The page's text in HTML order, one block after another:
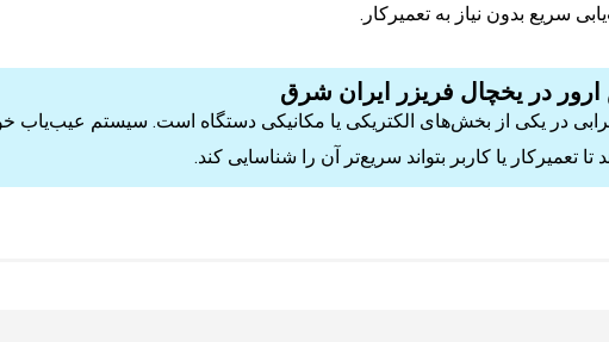
سریع بدون نیاز به تعمیرکار.
در یخچال فریزر ایران شرق
در یکی از بخش‌های الکتریکی یا مکانیکی دستگاه است. سیستم عیب‌یاب